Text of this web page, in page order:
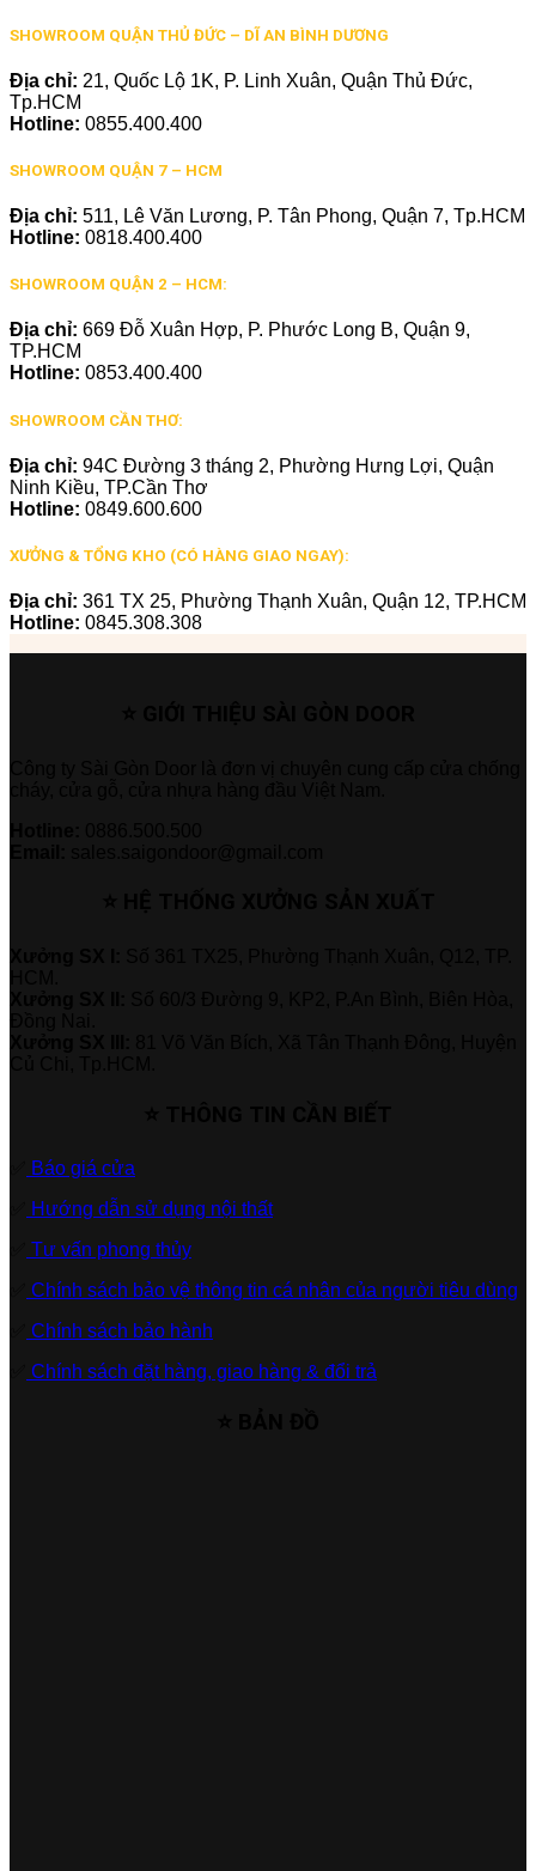
SHOWROOM QUẬN THỦ ĐỨC – DĨ AN BÌNH DƯƠNG
Địa chỉ: 21, Quốc Lộ 1K, P. Linh Xuân, Quận Thủ Đức,
Tp.HCM
Hotline: 0855.400.400
SHOWROOM QUẬN 7 – HCM
Địa chỉ: 511, Lê Văn Lương, P. Tân Phong, Quận 7, Tp.HCM
Hotline: 0818.400.400
SHOWROOM QUẬN 2 – HCM:
Địa chỉ: 669 Đỗ Xuân Hợp, P. Phước Long B, Quận 9,
TP.HCM
Hotline: 0853.400.400
SHOWROOM CẦN THƠ:
Địa chỉ: 94C Đường 3 tháng 2, Phường Hưng Lợi, Quận
Ninh Kiều, TP.Cần Thơ
Hotline: 0849.600.600
XƯỞNG & TỔNG KHO (CÓ HÀNG GIAO NGAY):
Địa chỉ: 361 TX 25, Phường Thạnh Xuân, Quận 12, TP.HCM
Hotline: 0845.308.308
Báo giá cửa
Hướng dẫn sử dụng nội thất
Tư vấn phong thủy
Chính sách bảo vệ thông tin cá nhân của người tiêu dùng
Chính sách bảo hành
Chính sách đặt hàng, giao hàng & đổi trả